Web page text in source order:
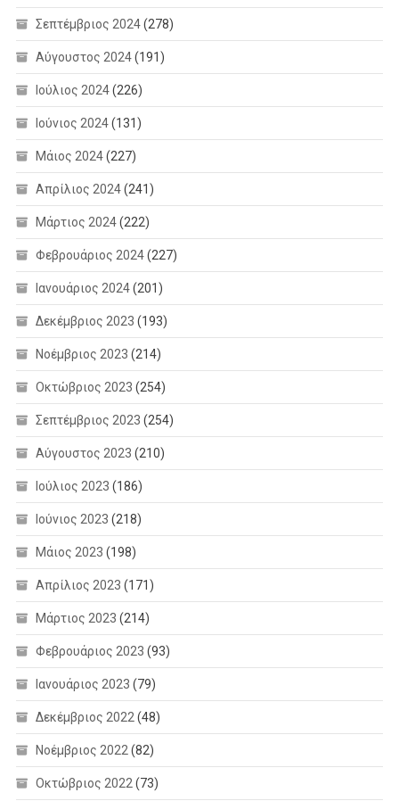
Σεπτέμβριος 2024(278)
Αύγουστος 2024(191)
Ιούλιος 2024(226)
Ιούνιος 2024(131)
Μάιος 2024(227)
Απρίλιος 2024(241)
Μάρτιος 2024(222)
Φεβρουάριος 2024(227)
Ιανουάριος 2024(201)
Δεκέμβριος 2023 (193)
Νοέμβριος 2023 (214)
Οκτώβριος 2023 (254)
Σεπτέμβριος 2023 (254)
Αύγουστος 2023 (210)
Ιούλιος 2023 (186)
Ιούνιος 2023 (218)
Μάιος 2023 (198)
Απρίλιος 2023 (171)
Μάρτιος 2023 (214)
Φεβρουάριος 2023 (93)
Ιανουάριος 2023 (79)
Δεκέμβριος 2022 (48)
Νοέμβριος 2022 (82)
Οκτώβριος 2022 (73)